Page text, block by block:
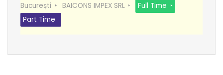
București BAICONS IMPEX SRL
Full Time
Part Time